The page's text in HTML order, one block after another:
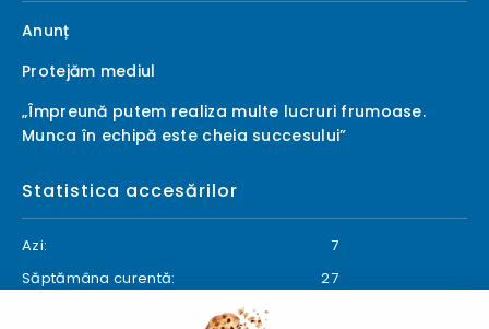
Anunț
Protejăm mediul
„Împreună putem realiza multe lucruri frumoase.
Munca în echipă este cheia succesului”
Statistica accesărilor
Azi:
7
Săptămâna curentă:
27